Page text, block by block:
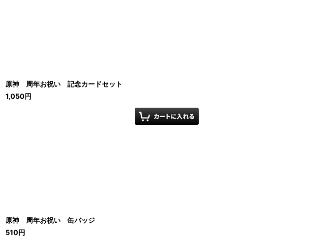
原神 周年お祝い 記念カードセット
1,050円
原神 周年お祝い 缶バッジ
510円